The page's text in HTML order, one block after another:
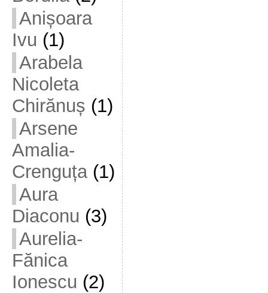
Anișoara
Ivu (1)
Arabela
Nicoleta
Chirănuș (1)
Arsene
Amalia-
Crenguța(1)
Aura
Diaconu (3)
Aurelia-
Fănica
Ionescu (2)